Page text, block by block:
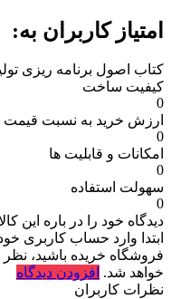
امتیاز کاربران به:
کتاب اصول برنامه ریزی
کیفیت ساخت
0
ارزش خرید به نسبت قیمت
0
امکانات و قابلیت ها
0
سهولت استفاده
0
دیدگاه خود را در باره این
ابتدا وارد حساب کاربری
فروشگاه خریده باشید،
خواهد شد. افزودن دیدگاه
نظرات کاربران